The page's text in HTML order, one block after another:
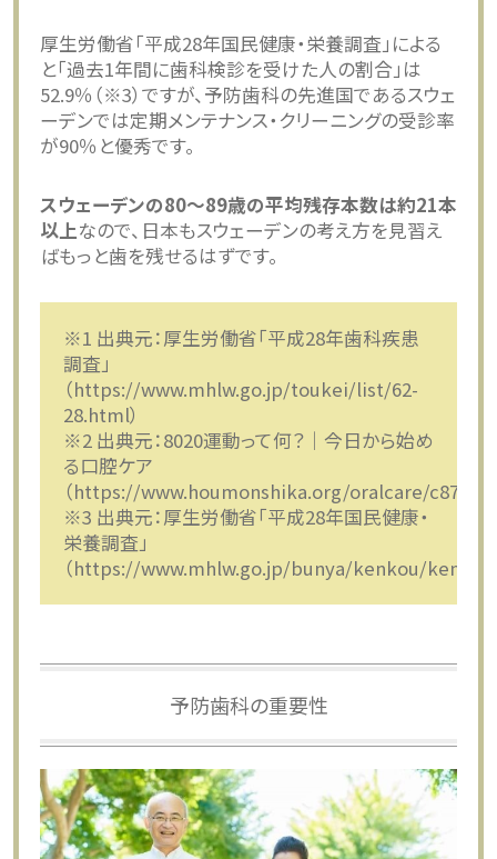
厚生労働省「平成28年国民健康・栄養調査」による
と「過去1年間に歯科検診を受けた人の割合」は
52.9％（※3）ですが、予防歯科の先進国であるスウェ
ーデンでは定期メンテナンス・クリーニングの受診率
が90％と優秀です。
スウェーデンの80～89歳の平均残存本数は約21本
以上なので、日本もスウェーデンの考え方を見習え
ばもっと歯を残せるはずです。
※1 出典元：厚生労働省「平成28年歯科疾患
調査」
（https://www.mhlw.go.jp/toukei/list/62-
28.html）
※2 出典元：8020運動って何？｜今日から始め
る口腔ケア
（https://www.houmonshika.org/oralcare/c87/）
※3 出典元：厚生労働省「平成28年国民健康・
栄養調査」
（https://www.mhlw.go.jp/bunya/kenkou/
予防歯科の重要性